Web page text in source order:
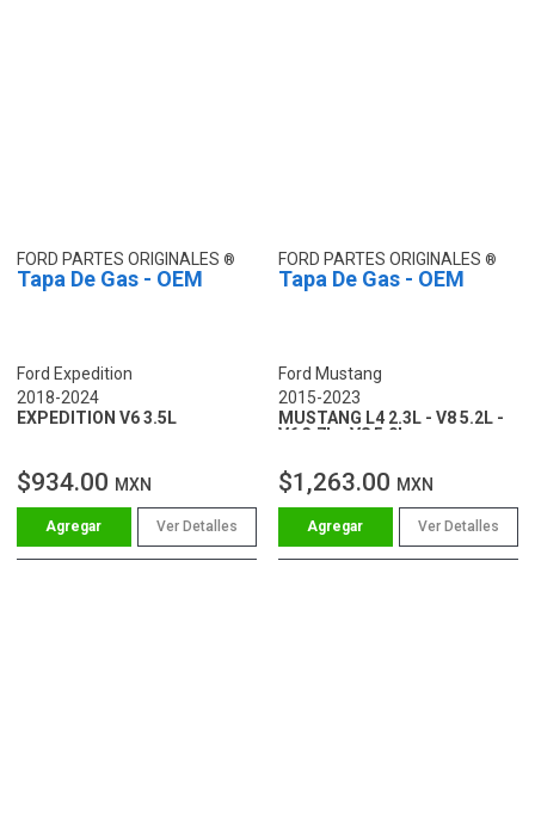
FORD PARTES ORIGINALES
Tapa De Gas - OEM
Ford Expedition
2018-2024
EXPEDITION V6 3.5L
$934.00 MXN
Ver Detalles
FORD PARTES ORIGINALES
Tapa De Gas - OEM
Ford Mustang
2015-2023
MUSTANG L4 2.3L - V8 5.2L -
V6 3.7L - V8 5.0L
$1,263.00 MXN
Ver Detalles